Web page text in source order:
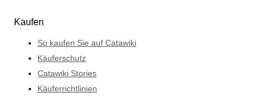
Kaufen
So kaufen Sie auf Catawiki
Käuferschutz
Catawiki Stories
Käuferrichtlinien